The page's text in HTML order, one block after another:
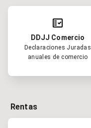
fact_check
DDJJ Comercio
Declaraciones Juradas
anuales de comercio
Rentas